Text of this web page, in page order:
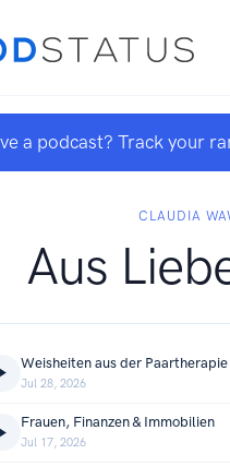
a podcast? Track your
CLAUDIA
Aus
Weisheiten aus der
Jul 28, 2026
Frauen, Finanzen & Immobilien
Jul 17, 2026